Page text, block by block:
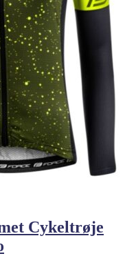
Cykeltrøje